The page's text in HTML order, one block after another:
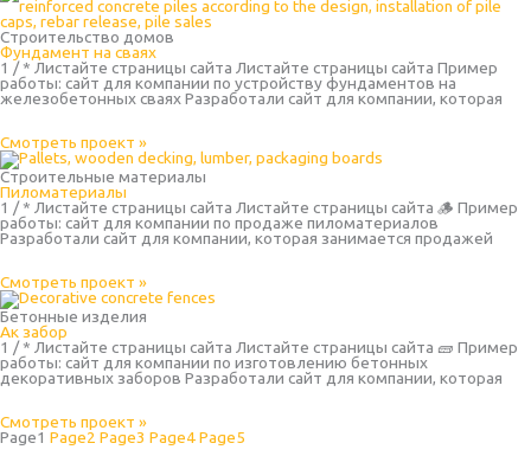
Строительство домов
Фундамент на сваях
1 / * Листайте страницы сайта Листайте страницы сайта Пример
работы: сайт для компании по устройству фундаментов на
железобетонных сваях Разработали сайт для компании, которая
Смотреть проект »
Строительные материалы
Пиломатериалы
1 / * Листайте страницы сайта Листайте страницы сайта 🪵 Пример
работы: сайт для компании по продаже пиломатериалов
Разработали сайт для компании, которая занимается продажей
Смотреть проект »
Бетонные изделия
Ак забор
1 / * Листайте страницы сайта Листайте страницы сайта 🧱 Пример
работы: сайт для компании по изготовлению бетонных
декоративных заборов Разработали сайт для компании, которая
Смотреть проект »
Page1 Page2 Page3 Page4Page5